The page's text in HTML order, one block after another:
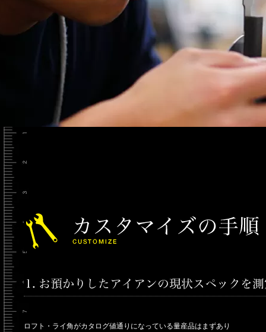
ロフト・ライ角がカタログ値通りになっている量産品はまずあり